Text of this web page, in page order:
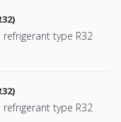
type R32
type R32